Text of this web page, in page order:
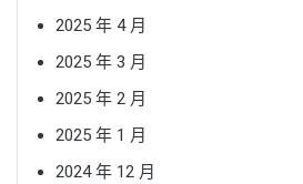
2025 年 4 月
2025 年 3 月
2025 年 2 月
2025 年 1 月
2024 年 12 月